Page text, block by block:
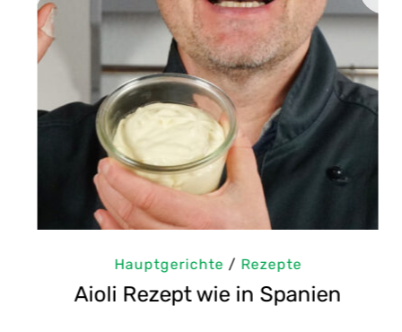
Hauptgerichte/Rezepte
Aioli Rezept wie in Spanien